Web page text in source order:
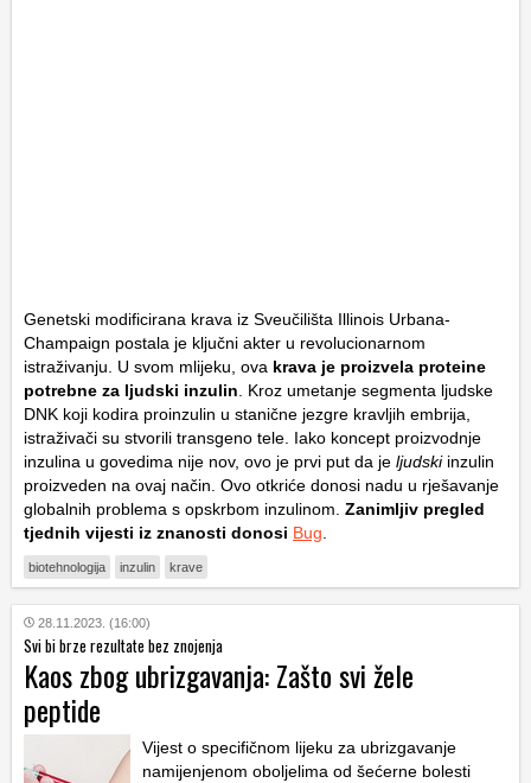
Genetski modificirana krava iz Sveučilišta Illinois Urbana-
Champaign postala je ključni akter u revolucionarnom
istraživanju. U svom mlijeku, ova krava je proizvela proteine
potrebne za ljudski inzulin . Kroz umetanje segmenta ljudske
DNK koji kodira proinzulin u stanične jezgre kravljih embrija,
istraživači su stvorili transgeno tele. Iako koncept proizvodnje
inzulina u govedima nije nov, ovo je prvi put da je ljudskiinzulin
proizveden na ovaj način. Ovo otkriće donosi nadu u rješavanje
globalnih problema s opskrbom inzulinom. Zanimljiv pregled
tjednih vijesti iz znanosti donosi Bug
biotehnologija inzulin krave
28.11.2023. (16:00)
Svi bi brze rezultate bez znojenja
Kaos zbog ubrizgavanja: Zašto svi žele
peptide
Vijest o specifičnom lijeku za ubrizgavanje
namijenjenom oboljelima od šećerne bolesti